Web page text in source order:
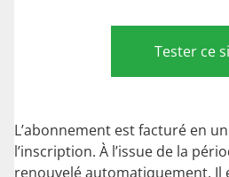
Tester ce
L’abonnement est facturé en
l’inscription. À l’issue de la
renouvelé automatiquement. Il